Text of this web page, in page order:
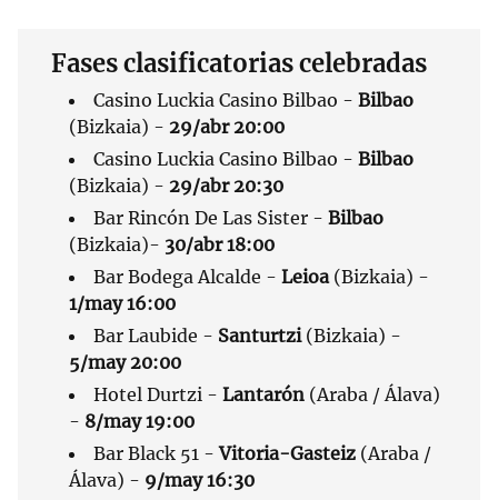
Fases clasificatorias celebradas
Casino Luckia Casino Bilbao - Bilbao
(Bizkaia) - 29/abr 20:00
Casino Luckia Casino Bilbao - Bilbao
(Bizkaia) - 29/abr 20:30
Bar Rincón De Las Sister - Bilbao
(Bizkaia)- 30/abr 18:00
Bar Bodega Alcalde - Leioa (Bizkaia) -
1/may 16:00
Bar Laubide - Santurtzi (Bizkaia) -
5/may 20:00
Hotel Durtzi - Lantarón (Araba / Álava)
- 8/may 19:00
Bar Black 51 -Vitoria-Gasteiz (Araba /
Álava) - 9/may 16:30